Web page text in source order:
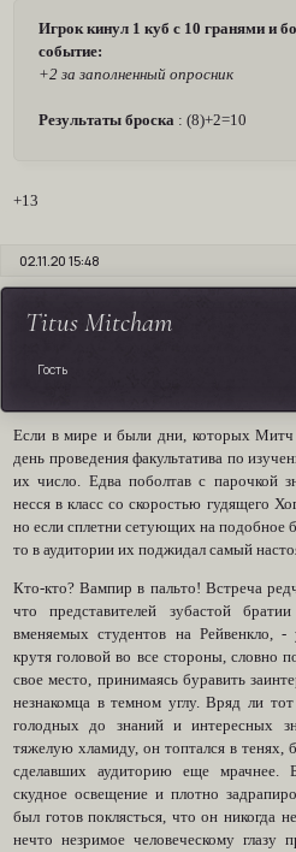
Игрок кинул 1 куб с 10 гранями и
событие:
+2 за заполненный опросник
Результаты броска : (8)+2=10
+13
02.11.20 15:48
Titus Mitcham
Гость
Если в мире и были дни, которых
день проведения факультатива по
их число. Едва поболтав с парочкой
несся в класс со скоростью гудящего
но если сплетни сетующих на подобное
то в аудитории их поджидал самый
Кто-кто? Вампир в пальто! Встреча
что представителей зубастой
вменяемых студентов на Рейвенкло, -
крутя головой во все стороны, словно
свое место, принимаясь буравить
незнакомца в темном углу. Вряд ли
голодных до знаний и интересных
тяжелую хламиду, он топтался в тенях,
сделавших аудиторию еще мрачнее.
скудное освещение и плотно
был готов поклясться, что он никогда
нечто незримое человеческому глазу